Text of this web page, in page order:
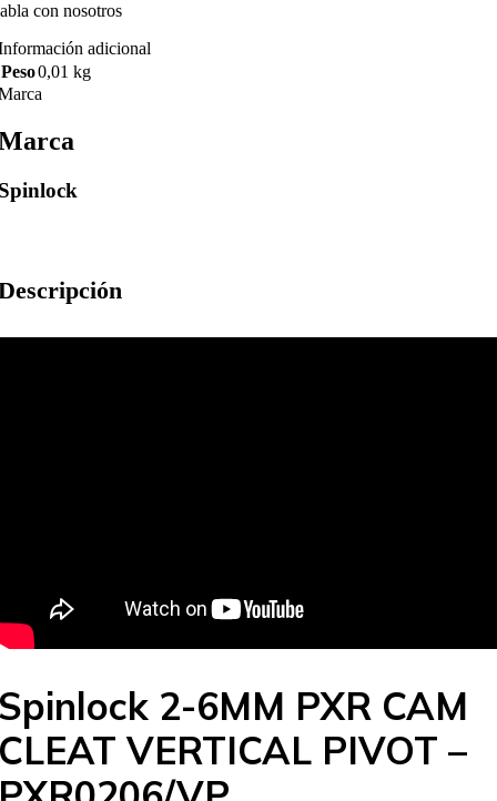
con nosotros
adicional
Peso0,01 kg
2-6MM PXR CAM
VERTICAL PIVOT –